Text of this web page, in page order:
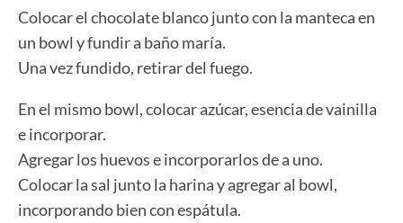
Colocar el chocolate blanco junto con la manteca en
un bowl y fundir a baño maría.
Una vez fundido, retirar del fuego.
En el mismo bowl, colocar azúcar, esencia de vainilla
e incorporar.
Agregar los huevos e incorporarlos de a uno.
Colocar la sal junto la harina y agregar al bowl,
incorporando bien con espátula.